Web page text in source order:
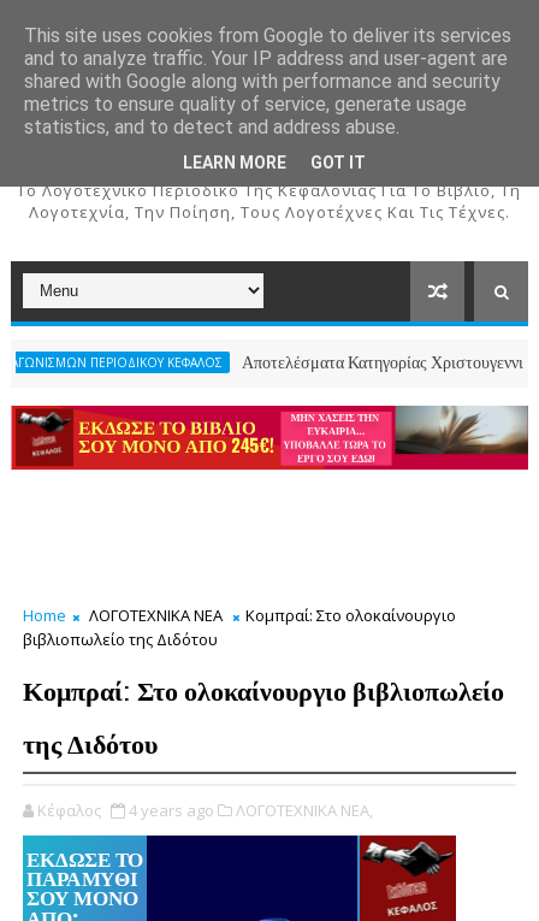
ΚΕΦΑΛΟΣ
To Λογοτεχνικό Περιοδικό Της Κεφαλονιάς Για Το Βιβλίο, Τη
Λογοτεχνία, Την Ποίηση, Τους Λογοτέχνες Και Τις Τέχνες.
ΚΕΦΑΛΟΣ Αποτελέσματα Κατηγορίας Χριστουγεννιάτικου Ποιήματος-
Home ΛΟΓΟΤΕΧΝΙΚΑ ΝΕΑ
Κομπραί: Στο ολοκαίνουργιο
βιβλιοπωλείο της Διδότου
Κομπραί: Στο ολοκαίνουργιο βιβλιοπωλείο
της Διδότου
Κέφαλος 4 years ago ΛΟΓΟΤΕΧΝΙΚΑ ΝΕΑ,
This site uses cookies from Google to deliver its services
and to analyze traffic. Your IP address and user-agent are
shared with Google along with performance and security
metrics to ensure quality of service, generate usage
statistics, and to detect and address abuse.
LEARN MORE GOT IT